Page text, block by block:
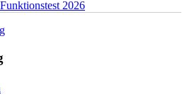
2026